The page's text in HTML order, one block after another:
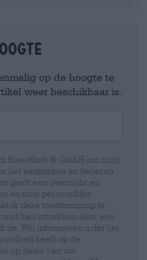
op de hoogte te
weer beschikbaar is.
Bierothek ® GmbH om mijn
het aanmaken en beheren
geeft een overzicht en
en mijn persoonlijke
ik deze toestemming te
kan intrekken door een
Wij informeren u dat het
heeft op de
op basis van uw